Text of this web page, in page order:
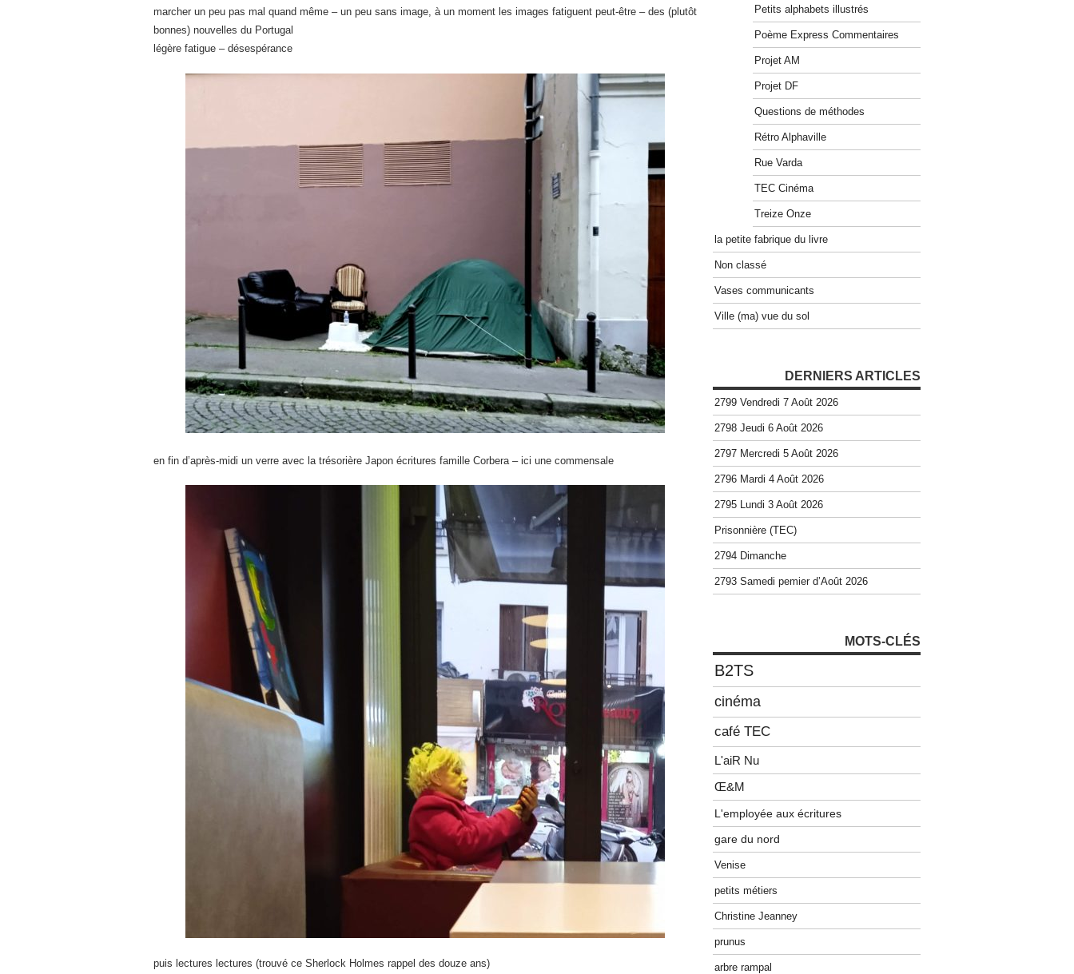
marcher un peu pas mal quand même – un peu sans image, à un moment les images fatiguent peut-être – des (plutôt
bonnes) nouvelles du Portugal
légère fatigue – désespérance
en fin d’après-midi un verre avec la trésorière Japon écritures famille Corbera – ici une commensale
puis lectures lectures (trouvé ce Sherlock Holmes rappel des douze ans)
Petits alphabets illustrés
Poème Express Commentaires
Projet AM
Projet DF
Questions de méthodes
Rétro Alphaville
Rue Varda
TEC Cinéma
Treize Onze
la petite fabrique du livre
Non classé
Vases communicants
Ville (ma) vue du sol
DERNIERS ARTICLES
2799 Vendredi 7 Août 2026
2798 Jeudi 6 Août 2026
2797 Mercredi 5 Août 2026
2796 Mardi 4 Août 2026
2795 Lundi 3 Août 2026
Prisonnière (TEC)
2794 Dimanche
2793 Samedi pemier d’Août 2026
MOTS-CLÉS
B2TS
cinéma
café TEC
L'aiR Nu
Œ&M
L'employée aux écritures
gare du nord
Venise
petits métiers
Christine Jeanney
prunus
arbre rampal